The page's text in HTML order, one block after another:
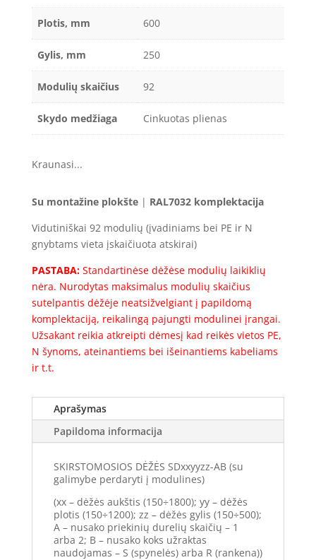
Plotis, mm 600
Gylis, mm 250
Modulių skaičius 92
Skydo medžiaga Cinkuotas plienas
Kraunasi...
Su montažine plokšte| RAL7032 komplektacija
Vidutiniškai 92 modulių (įvadiniams bei PE ir N
gnybtams vieta įskaičiuota atskirai)
PASTABA:Standartinėse dėžėse modulių laikiklių
nėra. Nurodytas maksimalus modulių skaičius
sutelpantis dėžėje neatsižvelgiant į papildomą
komplektaciją, reikalingą pajungti modulinei įrangai.
Užsakant reikia atkreipti dėmesį kad reikės vietos PE,
N šynoms, ateinantiems bei išeinantiems kabeliams
ir t.t.
Aprašymas
Papildoma informacija
SKIRSTOMOSIOS DĖŽĖS SDxxyyzz-AB (su
galimybe perdaryti į modulines)
(xx – dėžės aukštis (150÷1800); yy – dėžės
plotis (150÷1200); zz – dėžės gylis (150÷500);
A – nusako priekinių durelių skaičių – 1
arba 2; B – nusako koks užraktas
naudojamas – S (spynelės) arba R (rankena))